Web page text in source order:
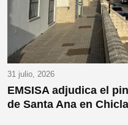
31 julio, 2026
EMSISA adjudica el
de Santa Ana en